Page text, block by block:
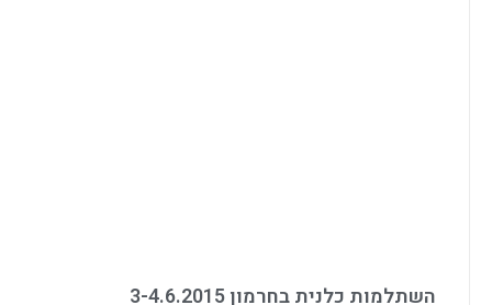
השתלמות כלנית בחרמון 3-4.6.2015